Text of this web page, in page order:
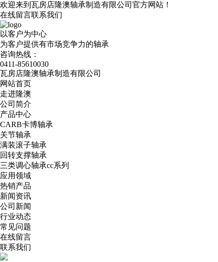
欢迎来到瓦房店隆澳轴承制造有限公司官方网站！
在线留言联系我们
以客户为中心
为客户提供有市场竞争力的轴承
咨询热线：
0411-85610030
瓦房店隆澳轴承制造有限公司
网站首页
走进隆澳
公司简介
产品中心
CARB卡博轴承
关节轴承
满装滚子轴承
回转支撑轴承
三类调心轴承cc系列
应用领域
热销产品
新闻资讯
公司新闻
行业动态
常见问题
在线留言
联系我们